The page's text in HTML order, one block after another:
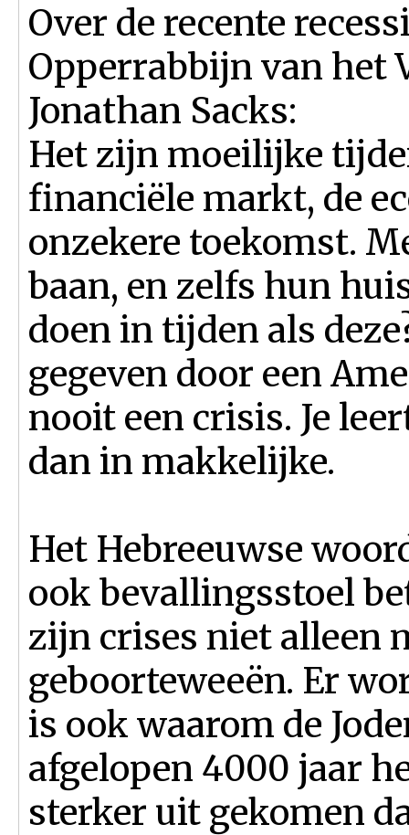
Over de recente
Opperrabbijn van het
Jonathan Sacks:
Het zijn moeilijke
financiële markt, de
onzekere toekomst.
baan, en zelfs hun
doen in tijden als
gegeven door een
nooit een crisis. Je
dan in makkelijke.
Het Hebreeuwse
ook bevallingsstoel
zijn crises niet alleen
geboorteweeën. Er
is ook waarom de
afgelopen 4000 jaar
sterker uit gekomen